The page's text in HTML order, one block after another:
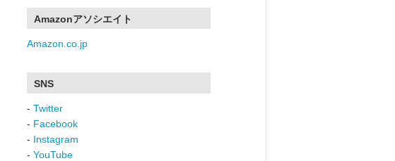
Amazonアソシエイト
Amazon.co.jp
SNS
- Twitter
- Facebook
- Instagram
- YouTube